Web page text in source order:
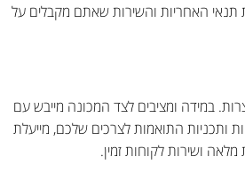
האחריות והשירות שאתם מקבלים על
במידה ומציבים לצד המכונה מייבש עם
ותכניות התואמות לצרכים שלכם, מייעלת
ושירות לקוחות זמין.